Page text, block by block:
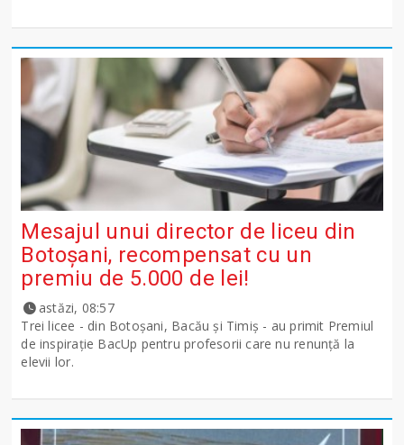
Mesajul unui director de liceu din
Botoșani, recompensat cu un
premiu de 5.000 de lei!
astăzi, 08:57
Trei licee - din Botoșani, Bacău și Timiș - au primit Premiul
de inspirație BacUp pentru profesorii care nu renunță la
elevii lor.